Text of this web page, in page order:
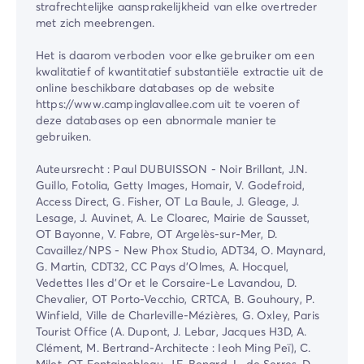
strafrechtelijke aansprakelijkheid van elke overtreder
met zich meebrengen.
Het is daarom verboden voor elke gebruiker om een
kwalitatief of kwantitatief substantiële extractie uit de
online beschikbare databases op de website
https://www.campinglavallee.com uit te voeren of
deze databases op een abnormale manier te
gebruiken.
Auteursrecht : Paul DUBUISSON - Noir Brillant, J.N.
Guillo, Fotolia, Getty Images, Homair, V. Godefroid,
Access Direct, G. Fisher, OT La Baule, J. Gleage, J.
Lesage, J. Auvinet, A. Le Cloarec, Mairie de Sausset,
OT Bayonne, V. Fabre, OT Argelès-sur-Mer, D.
Cavaillez/NPS - New Phox Studio, ADT34, O. Maynard,
G. Martin, CDT32, CC Pays d'Olmes, A. Hocquel,
Vedettes Iles d'Or et le Corsaire-Le Lavandou, D.
Chevalier, OT Porto-Vecchio, CRTCA, B. Gouhoury, P.
Winfield, Ville de Charleville-Mézières, G. Oxley, Paris
Tourist Office (A. Dupont, J. Lebar, Jacques H3D, A.
Clément, M. Bertrand-Architecte : Ieoh Ming Peï), C.